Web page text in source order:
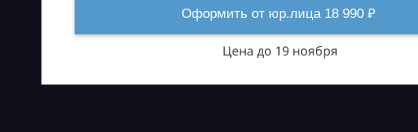
Оформить от юр.лица 18 990 ₽
Цена до 19 ноября